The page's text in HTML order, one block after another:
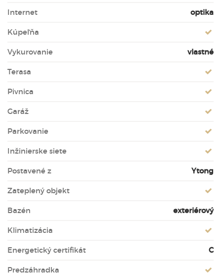
Internet optika
Kúpeľňa
Vykurovanie vlastné
Terasa
Pivnica
Garáž
Parkovanie
Inžinierske siete
Postavené z Ytong
Zateplený objekt
Bazén exteriérový
Klimatizácia
Energetický certifikát C
Predzáhradka